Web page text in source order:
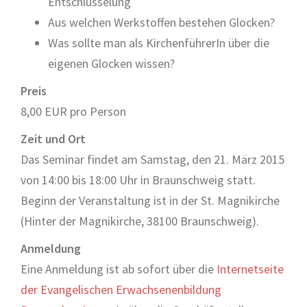
Aus welchen Werkstoffen bestehen Glocken?
Was sollte man als KirchenführerIn über die
eigenen Glocken wissen?
Preis
8,00 EUR pro Person
Zeit und Ort
Das Seminar findet am Samstag, den 21. März 2015
von 14:00 bis 18:00 Uhr in Braunschweig statt.
Beginn der Veranstaltung ist in der St. Magnikirche
(Hinter der Magnikirche, 38100 Braunschweig).
Anmeldung
Eine Anmeldung ist ab sofort über die Internetseite
der Evangelischen Erwachsenenbildung